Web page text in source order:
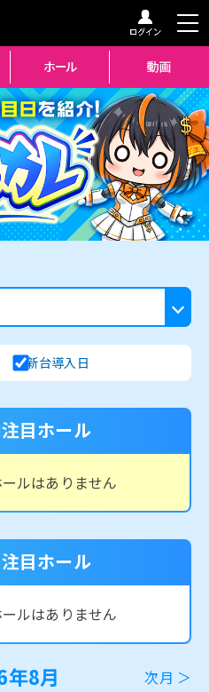
新台導入日
目ホール
ルはありません
目ホール
ルはありません
年8月 次月 ＞